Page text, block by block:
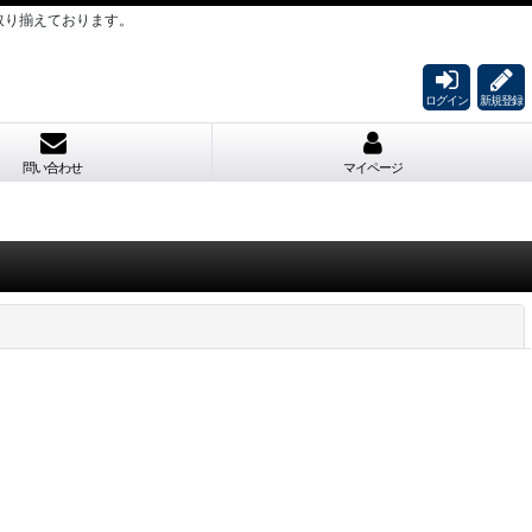
揃えております。
ログイン 新規登録
問い合わせ マイページ